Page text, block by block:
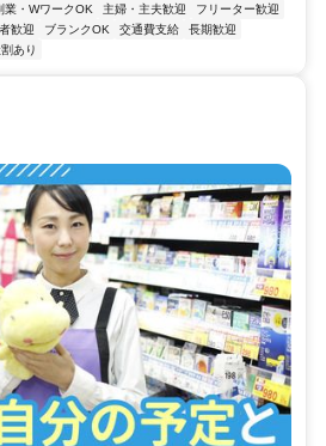
業・WワークOK 主婦・主夫歓迎
フリーター歓迎
歓迎 ブランクOK 交通費支給
長期歓迎
あり